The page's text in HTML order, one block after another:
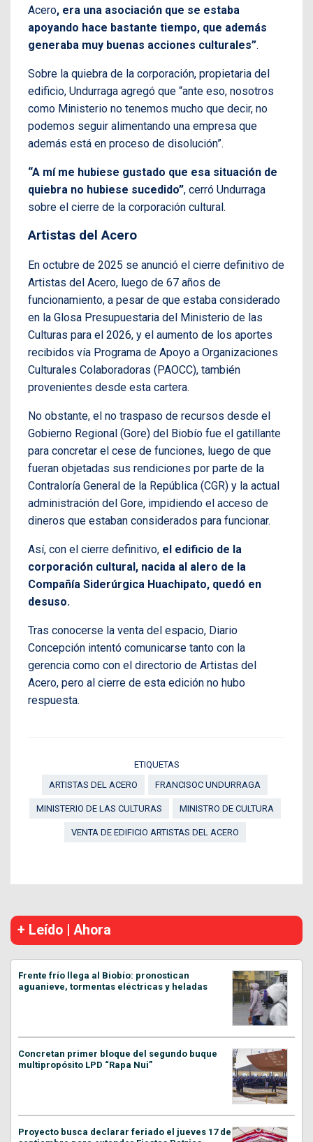
Acero, era una asociación que se estaba
apoyando hace bastante tiempo, que además
generaba muy buenas acciones culturales”.
Sobre la quiebra de la corporación, propietaria del
edificio, Undurraga agregó que “ante eso, nosotros
como Ministerio no tenemos mucho que decir, no
podemos seguir alimentando una empresa que
además está en proceso de disolución”.
“A mí me hubiese gustado que esa situación de
quiebra no hubiese sucedido”, cerró Undurraga
sobre el cierre de la corporación cultural.
Artistas del Acero
En octubre de 2025 se anunció el cierre definitivo de
Artistas del Acero, luego de 67 años de
funcionamiento, a pesar de que estaba considerado
en la Glosa Presupuestaria del Ministerio de las
Culturas para el 2026, y el aumento de los aportes
recibidos vía Programa de Apoyo a Organizaciones
Culturales Colaboradoras (PAOCC), también
provenientes desde esta cartera.
No obstante, el no traspaso de recursos desde el
Gobierno Regional (Gore) del Biobío fue el gatillante
para concretar el cese de funciones, luego de que
fueran objetadas sus rendiciones por parte de la
Contraloría General de la República (CGR) y la actual
administración del Gore, impidiendo el acceso de
dineros que estaban considerados para funcionar.
Así, con el cierre definitivo, el edificio de la
corporación cultural, nacida al alero de la
Compañía Siderúrgica Huachipato, quedó en
desuso.
Tras conocerse la venta del espacio, Diario
Concepción intentó comunicarse tanto con la
gerencia como con el directorio de Artistas del
Acero, pero al cierre de esta edición no hubo
respuesta.
ETIQUETAS
ARTISTAS DEL ACERO
FRANCISOC UNDURRAGA
MINISTERIO DE LAS CULTURAS MINISTRO DE CULTURA
VENTA DE EDIFICIO ARTISTAS DEL ACERO
+ Leído | Ahora
Frente frío llega al Biobío: pronostican
aguanieve, tormentas eléctricas y heladas
Concretan primer bloque del segundo buque
multipropósito LPD “Rapa Nui”
Proyecto busca declarar feriado el jueves 17 de